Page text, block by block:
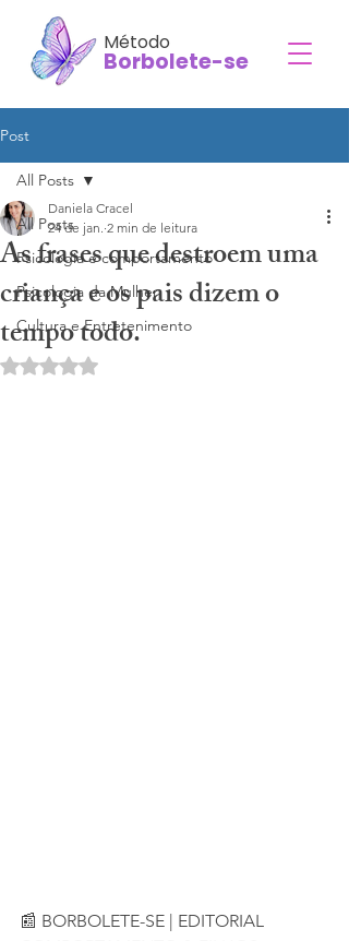
Método
Borbolete-se
Post
All Posts
Psicologia e comportamento
Psicologia da Mulher
Cultura e Entretenimento
All Posts
As frases que destroem uma
criança e os pais dizem o
tempo todo.
Daniela Cracel
24 de jan. 2 min de leitura
Avaliado com NaN de 5 estrelas.
📰 BORBOLETE-SE | EDITORIAL